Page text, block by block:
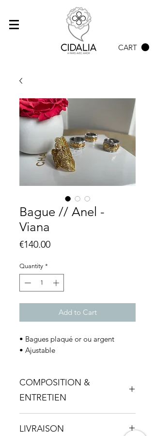
CART
Bague // Anel -
Viana
€140.00Price
Quantity *
Add to Cart
• Bagues plaqué or ou argent
• Ajustable
COMPOSITION &
ENTRETIEN
bijou doit être préservé des parfums
LIVRAISON